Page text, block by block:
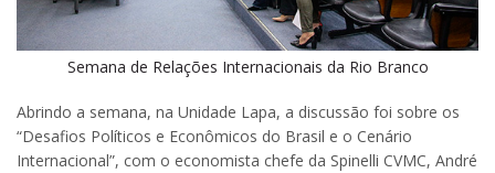
Semana de Relações Internacionais da Rio Branco
Abrindo a semana, na Unidade Lapa, a discussão foi sobre os
“Desafios Políticos e Econômicos do Brasil e o Cenário
Internacional”, com o economista chefe da Spinelli CVMC, André